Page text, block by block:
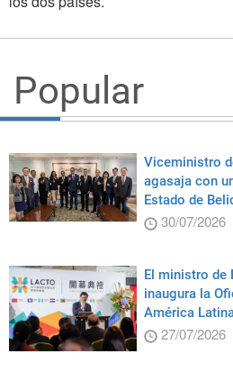
Popular
Viceministro
agasaja con
Estado de
30/07/2026
El ministro de
inaugura la
América
27/07/2026